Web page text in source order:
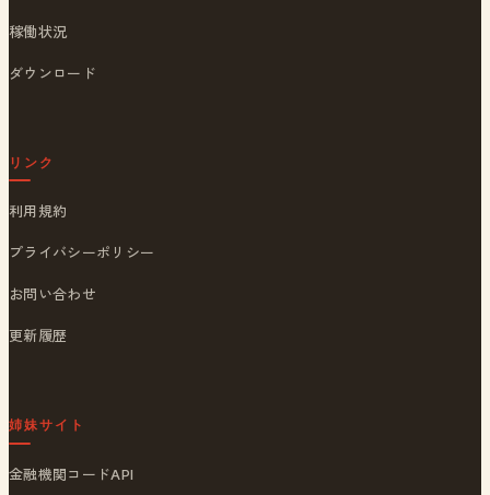
稼働状況
ダウンロード
リンク
利用規約
プライバシーポリシー
お問い合わせ
更新履歴
姉妹サイト
金融機関コードAPI